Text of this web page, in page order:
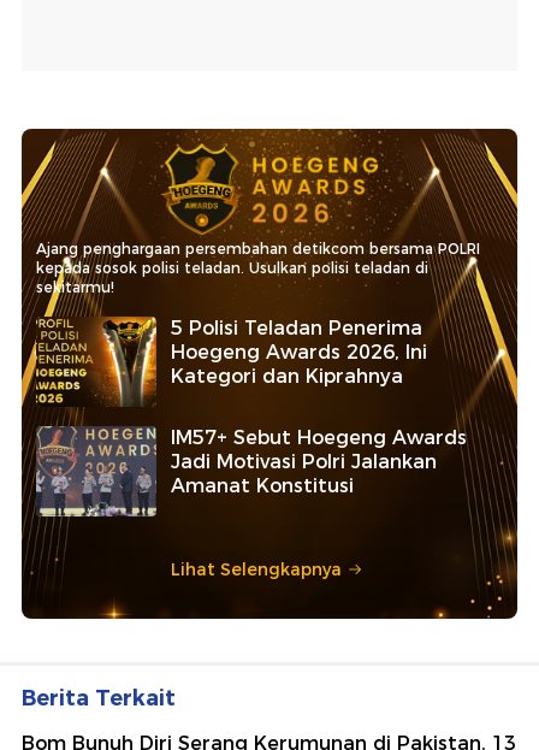
Ajang penghargaan persembahan detikcom bersama POLRI
kepada sosok polisi teladan. Usulkan polisi teladan di
sekitarmu!
5 Polisi Teladan Penerima
Hoegeng Awards 2026, Ini
Kategori dan Kiprahnya
IM57+ Sebut Hoegeng Awards
Jadi Motivasi Polri Jalankan
Amanat Konstitusi
Lihat Selengkapnya
Berita Terkait
Bom Bunuh Diri Serang Kerumunan di Pakistan, 13